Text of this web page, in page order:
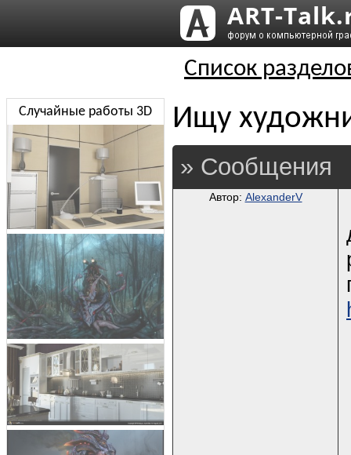
Список
Ищу
» Сообщения
Автор: AlexanderV
Случайные работы 3D